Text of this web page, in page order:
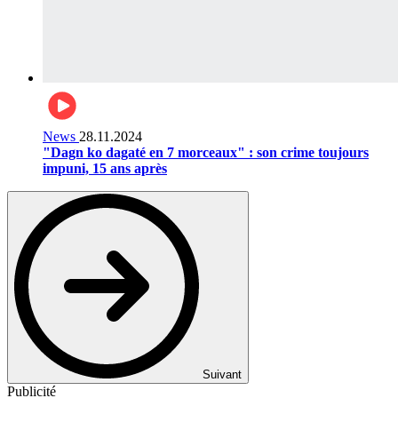
News 28.11.2024
"Dagn ko dagaté en 7 morceaux" : son crime toujours
impuni, 15 ans après
Suivant
Publicité